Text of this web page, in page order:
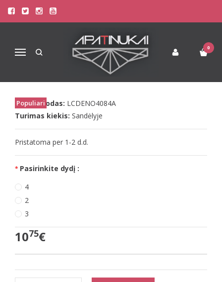
Navigacija
0
Pagrindinis
Apatinis Trikotažas Moterims
Seksualūs Moteriški Apatiniai
LIVCO SEKSUALIOS JUODOS KOJINĖS
Populiari
Prekės kodas: LCDENO4084A
Turimas kiekis: Sandėlyje
Pristatoma per 1-2 d.d.
Pasirinkite dydį :
4
2
3
1075€